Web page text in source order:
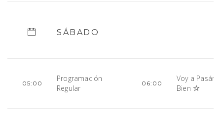
SÁBADO
05:00
Programación
Regular
06:00
Voy a
Bien